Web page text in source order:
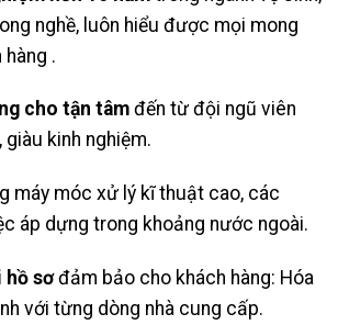
nghề, luôn hiểu được mọi mong
.
cho tận tâm đến từ đội ngũ viên
kinh nghiệm.
máy móc xử lý kĩ thuật cao, các
áp dựng trong khoảng nước ngoài.
hồ sơđảm bảo cho khách hàng: Hóa
với từng dòng nhà cung cấp.